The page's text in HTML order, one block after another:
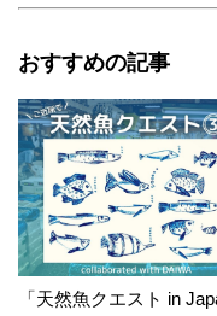
おすすめの記事
「天然魚クエスト in